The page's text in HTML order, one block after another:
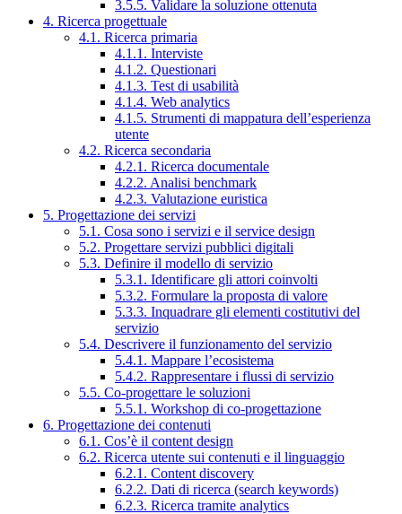
3.5.5. Validare la soluzione ottenuta
4. Ricerca progettuale
4.1. Ricerca primaria
4.1.1. Interviste
4.1.2. Questionari
4.1.3. Test di usabilità
4.1.4. Web analytics
4.1.5. Strumenti di mappatura dell’esperienza
utente
4.2. Ricerca secondaria
4.2.1. Ricerca documentale
4.2.2. Analisi benchmark
4.2.3. Valutazione euristica
5. Progettazione dei servizi
5.1. Cosa sono i servizi e il service design
5.2. Progettare servizi pubblici digitali
5.3. Definire il modello di servizio
5.3.1. Identificare gli attori coinvolti
5.3.2. Formulare la proposta di valore
5.3.3. Inquadrare gli elementi costitutivi del
servizio
5.4. Descrivere il funzionamento del servizio
5.4.1. Mappare l’ecosistema
5.4.2. Rappresentare i flussi di servizio
5.5. Co-progettare le soluzioni
5.5.1. Workshop di co-progettazione
6. Progettazione dei contenuti
6.1. Cos’è il content design
6.2. Ricerca utente sui contenuti e il linguaggio
6.2.1. Content discovery
6.2.2. Dati di ricerca (search keywords)
6.2.3. Ricerca tramite analytics